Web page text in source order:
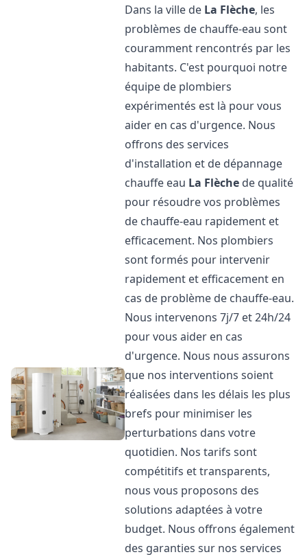
Dans la ville de La Flèche, les
problèmes de chauffe-eau sont
couramment rencontrés par les
habitants. C'est pourquoi notre
équipe de plombiers
expérimentés est là pour vous
aider en cas d'urgence. Nous
offrons des services
d'installation et de dépannage
chauffe eau La Flèche de qualité
pour résoudre vos problèmes
de chauffe-eau rapidement et
efficacement. Nos plombiers
sont formés pour intervenir
rapidement et efficacement en
cas de problème de chauffe-eau.
Nous intervenons 7j/7 et 24h/24
pour vous aider en cas
d'urgence. Nous nous assurons
que nos interventions soient
réalisées dans les délais les plus
brefs pour minimiser les
perturbations dans votre
quotidien. Nos tarifs sont
compétitifs et transparents,
nous vous proposons des
solutions adaptées à votre
budget. Nous offrons également
des garanties sur nos services